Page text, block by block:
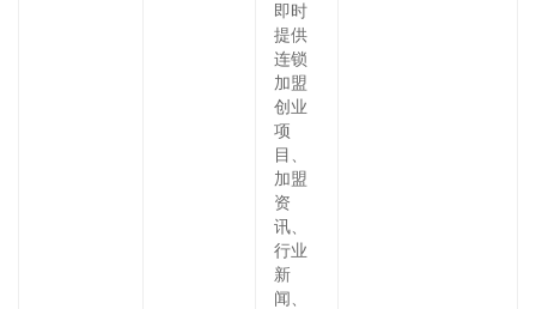
即时
提供
连锁
加盟
创业
项
目、
加盟
资
讯、
行业
新
闻、